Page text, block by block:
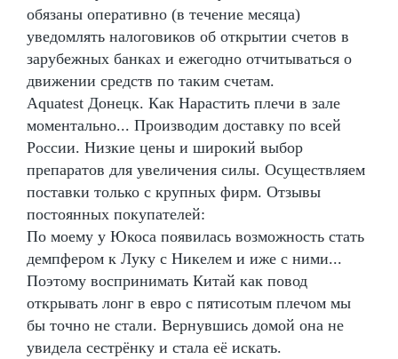
обязаны оперативно (в течение месяца)
уведомлять налоговиков об открытии счетов в
зарубежных банках и ежегодно отчитываться о
движении средств по таким счетам.
Aquatest Донецк. Как Нарастить плечи в зале
моментально... Производим доставку по всей
России. Низкие цены и широкий выбор
препаратов для увеличения силы. Осуществляем
поставки только с крупных фирм. Отзывы
постоянных покупателей:
По моему у Юкоса появилась возможность стать
демпфером к Луку с Никелем и иже с ними...
Поэтому воспринимать Китай как повод
открывать лонг в евро с пятисотым плечом мы
бы точно не стали. Вернувшись домой она не
увидела сестрёнку и стала её искать.